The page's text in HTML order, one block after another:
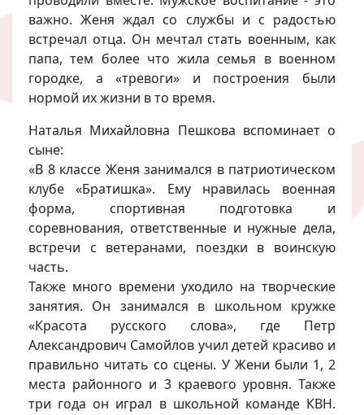
важно. Женя ждал со службы и с радостью
встречал отца. Он мечтал стать военным, как
папа, тем более что жила семья в военном
городке, а «тревоги» и построения были
нормой их жизни в то время.
Наталья Михайловна Пешкова вспоминает о
сыне:
«В 8 классе Женя занимался в патриотическом
клубе «Братишка». Ему нравилась военная
форма, спортивная подготовка и
соревнования, ответственные и нужные дела,
встречи с ветеранами, поездки в воинскую
часть.
Также много времени уходило на творческие
занятия. Он занимался в школьном кружке
«Красота русского слова», где Петр
Александрович Самойлов учил детей красиво и
правильно читать со сцены. У Жени были 1, 2
места районного и 3 краевого уровня. Также
три года он играл в школьной команде КВН.